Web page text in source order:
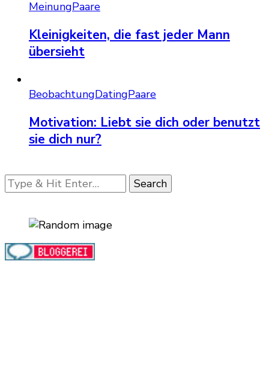
MeinungPaare
Kleinigkeiten, die fast jeder Mann
übersieht
BeobachtungDatingPaare
Motivation: Liebt sie dich oder benutzt
sie dich nur?
Looking
for